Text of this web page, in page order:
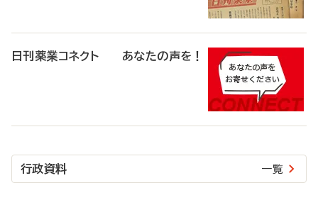
日刊薬業コネクト あなたの声を！
行政資料 一覧